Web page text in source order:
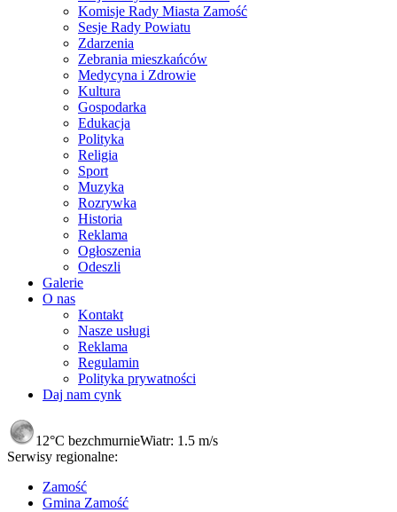
Komisje Rady Miasta Zamość
Sesje Rady Powiatu
Zdarzenia
Zebrania mieszkańców
Medycyna i Zdrowie
Kultura
Gospodarka
Edukacja
Polityka
Religia
Sport
Muzyka
Rozrywka
Historia
Reklama
Ogłoszenia
Odeszli
Galerie
O nas
Kontakt
Nasze usługi
Reklama
Regulamin
Polityka prywatności
Daj nam cynk
12°C bezchmurnieWiatr: 1.5 m/s
Serwisy regionalne:
Zamość
Gmina Zamość